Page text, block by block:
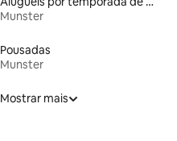
Munster
Pousadas
Munster
Mostrar mais